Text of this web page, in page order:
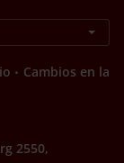
. Cambios en la
2550,